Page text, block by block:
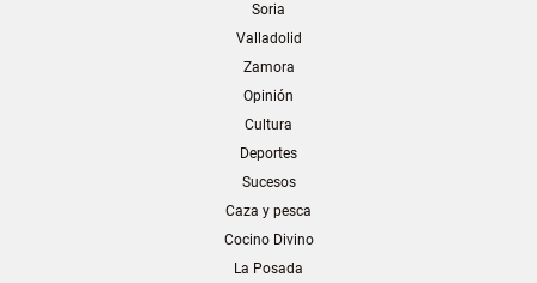
Soria
Valladolid
Zamora
Opinión
Cultura
Deportes
Sucesos
Caza y pesca
Cocino Divino
La Posada